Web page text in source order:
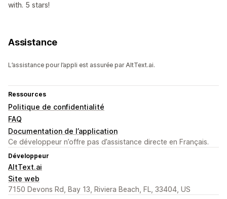
with. 5 stars!
Assistance
L’assistance pour l’appli est assurée par AltText.ai.
Ressources
Politique de confidentialité
FAQ
Documentation de l’application
Ce développeur n’offre pas d’assistance directe en Français.
Développeur
AltText.ai
Site web
7150 Devons Rd, Bay 13, Riviera Beach, FL, 33404, US